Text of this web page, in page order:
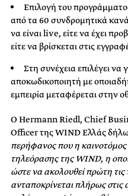
Επιλογή του
από τα 60 συνδρομητικά
να είναι live, είτε να έχει
είτε να βρίσκεται στις
Στη συνέχεια επιλέγει να
αποκωδικοποιητή με
εμπειρία μεταφέρεται στην
Ο Hermann Riedl, Chief
Officer της WIND Ελλάς
περήφανος που η
τηλεόρασης της WIND, η
ώστε να ακολουθεί πρώτη τις
ανταποκρίνεται πλήρως στις